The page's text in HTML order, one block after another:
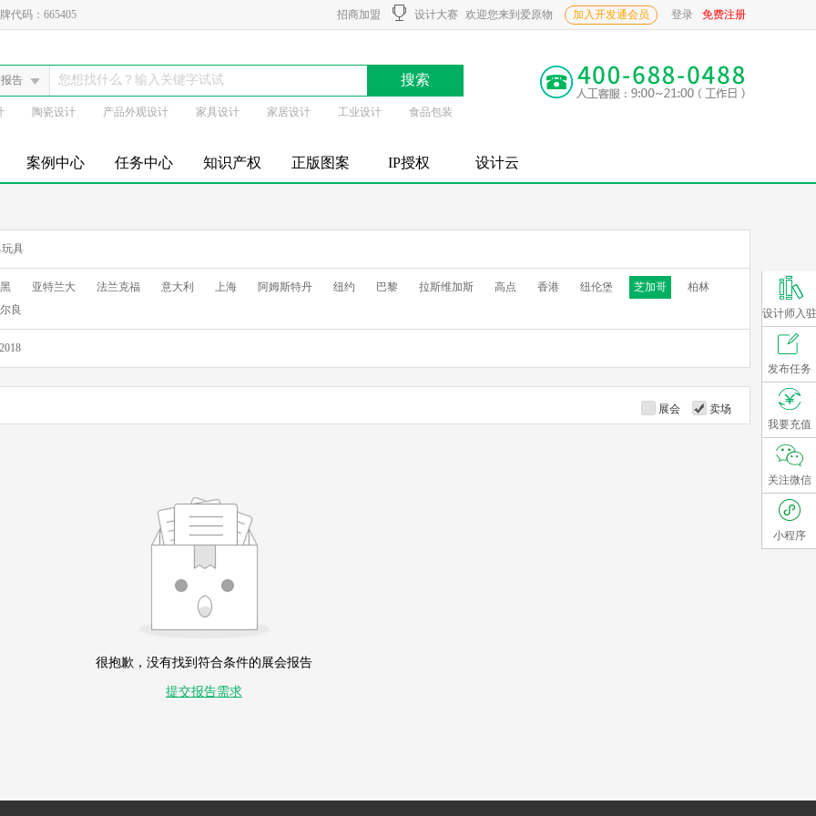
代码：665405 招商加盟 设计大赛 欢迎您来到爱原物 加入开发通会员 免费注册
登录
告
陶瓷设计 产品外观设计 家具设计 家居设计 工业设计 食品包装
案例中心 任务中心 知识产权 正版图案 IP授权 设计云
具
亚特兰大 法兰克福 意大利 上海 阿姆斯特丹 纽约 巴黎 拉斯维加斯 高点 香港 纽伦堡 芝加哥
柏林
良
2018
展会 卖场
很抱歉，没有找到符合条件的展会报告
提交报告需求
设计师入驻
发布任务
我要充值
关注微信
小程序